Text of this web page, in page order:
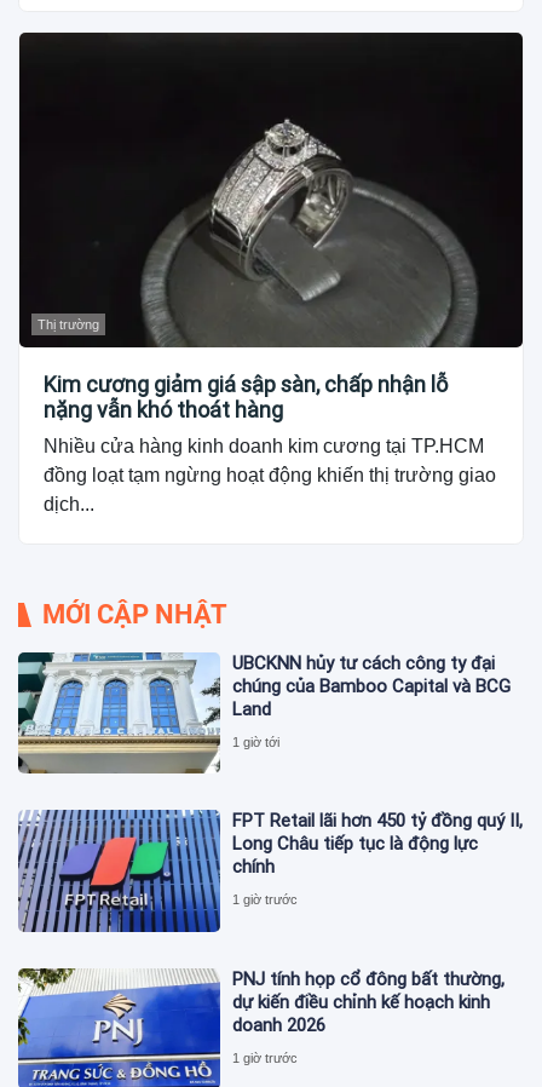
Thị trường
Kim cương giảm giá sập sàn, chấp nhận lỗ
nặng vẫn khó thoát hàng
Nhiều cửa hàng kinh doanh kim cương tại TP.HCM
đồng loạt tạm ngừng hoạt động khiến thị trường giao
dịch...
MỚI CẬP NHẬT
UBCKNN hủy tư cách công ty đại
chúng của Bamboo Capital và BCG
Land
1 giờ tới
FPT Retail lãi hơn 450 tỷ đồng quý II,
Long Châu tiếp tục là động lực
chính
1 giờ trước
PNJ tính họp cổ đông bất thường,
dự kiến điều chỉnh kế hoạch kinh
doanh 2026
1 giờ trước